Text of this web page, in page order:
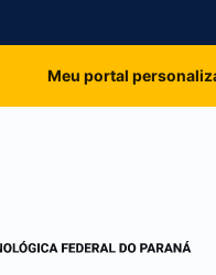
Meu portal